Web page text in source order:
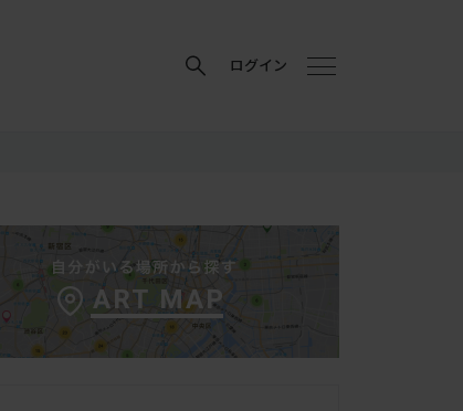
ログイン